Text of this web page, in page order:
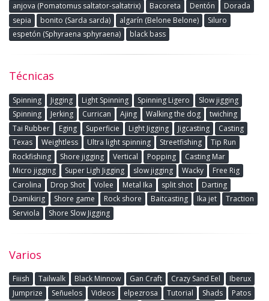
anjova (Pomatomus saltator-saltatrix)
Bacoreta Dentón
Dorada
sepia
bonito (Sarda sarda) algarín (Belone Belone)
Siluro
espetón (Sphyraena sphyraena)
black bass
Técnicas
Spinning Jigging Light Spinning Spinning Ligero
Slow jigging
Spinning
Jerking Currican Ajing Walking the dog
twiching
Tai Rubber
Eging Superficie Light Jigging Jigcasting
Casting
Texas
Weightless Ultra light spinning Streetfishing
Tip Run
Rockfishing
Shore jigging Vertical Popping
Casting Mar
Micro jigging
Super Ligh Jigging slow jigging Wacky
Free Rig
Carolina
Drop Shot Volee Metal Ika split shot
Darting
Damikirig
Shore game Rock shore Baitcasting Ika jet
Traction
Serviola
Shore Slow Jigging
Varios
Fiiish Tailwalk Black Minnow Gan Craft Crazy Sand Eel
Iberux
Jumprize
Señuelos Videos elpezrosa Tutorial Shads
Patos